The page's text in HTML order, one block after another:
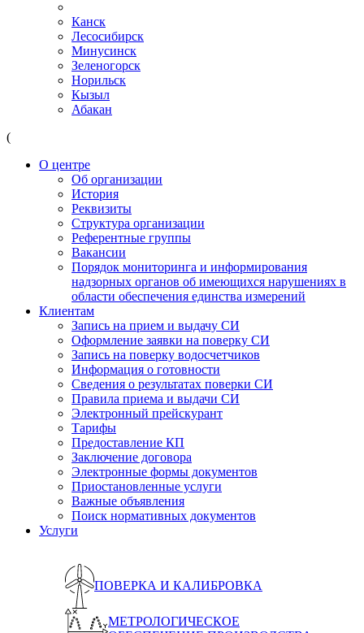
Канск
Лесосибирск
Минусинск
Зеленогорск
Норильск
Кызыл
Абакан
(
О центре
Об организации
История
Реквизиты
Структура организации
Референтные группы
Вакансии
Порядок мониторинга и информирования
надзорных органов об имеющихся нарушениях в
области обеспечения единства измерений
Клиентам
Запись на прием и выдачу СИ
Оформление заявки на поверку СИ
Запись на поверку водосчетчиков
Информация о готовности
Сведения о результатах поверки СИ
Правила приема и выдачи СИ
Электронный прейскурант
Тарифы
Предоставление КП
Заключение договора
Электронные формы документов
Приостановленные услуги
Важные объявления
Поиск нормативных документов
Услуги
ПОВЕРКА И КАЛИБРОВКА
МЕТРОЛОГИЧЕСКОЕ